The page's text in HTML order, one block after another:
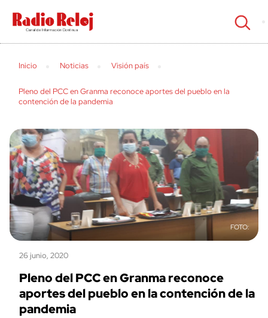
cerrar
Inicio Noticias Visión país
Pleno del PCC en Granma reconoce aportes del pueblo en la
contención de la pandemia
26 junio, 2020
Pleno del PCC en Granma reconoce
aportes del pueblo en la contención de la
pandemia